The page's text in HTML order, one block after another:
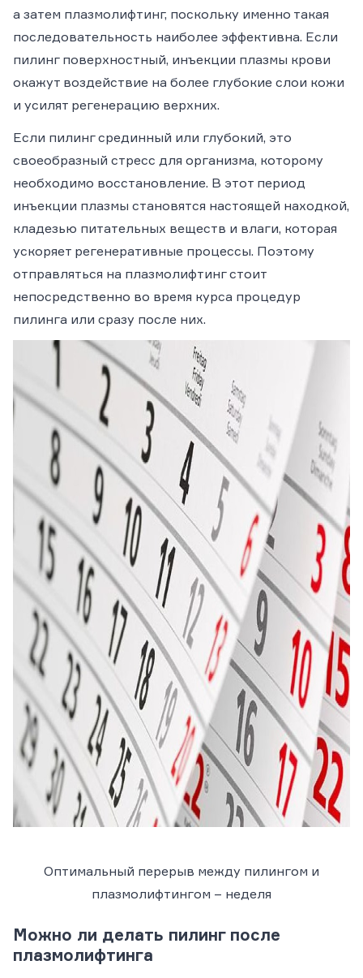
а затем плазмолифтинг, поскольку именно такая
последовательность наиболее эффективна. Если
пилинг поверхностный, инъекции плазмы крови
окажут воздействие на более глубокие слои кожи
и усилят регенерацию верхних.
Если пилинг срединный или глубокий, это
своеобразный стресс для организма, которому
необходимо восстановление. В этот период
инъекции плазмы становятся настоящей находкой,
кладезью питательных веществ и влаги, которая
ускоряет регенеративные процессы. Поэтому
отправляться на плазмолифтинг стоит
непосредственно во время курса процедур
пилинга или сразу после них.
Оптимальный перерыв между пилингом и
плазмолифтингом – неделя
Можно ли делать пилинг после
плазмолифтинга